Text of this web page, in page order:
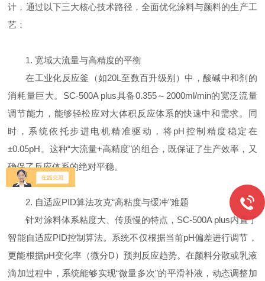
计，通过以下三大核心技术路径，全面优化涂料与颜料的生产工
艺：
1. 宽域大流量与高精度的平衡
在工业化反应釜（如20L至数百升级别）中，酸碱中和剂的
消耗量巨大。 SC-500A plus具备0.355～ 2000ml/min的宽泛流量
调节能力，能够轻松应对大体积反应体系的快速中和需求。同
时，系统依托步进电机精准驱动，将pH 控制精度稳定在
±0.05pH 。这种“大流量+高精度"的组合，既保证了生产效率，又
确保了反应体系的绝对平稳。
2. 自适应PID算法攻克“高粘度与缓冲"难题
针对涂料体系粘度大、传质慢的特点， SC-500A plus内置了
智能自适应PID控制算法。系统不仅根据当前pH偏差进行调节，
更能根据pH变化率（微分D）预判反应趋势。在颜料分散或乳液
滴加过程中，系统能够实现“微量多次"的平滑补液，动态调整加